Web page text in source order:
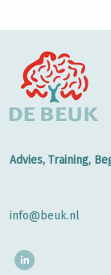
Advies, Training,
info@beuk.nl